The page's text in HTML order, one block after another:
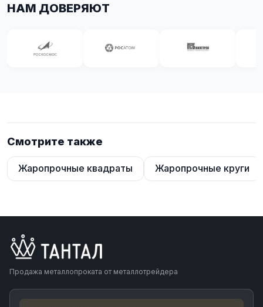
НАМ ДОВЕРЯЮТ
Смотрите также
Жаропрочные квадраты Жаропрочные круги
Продажа металлопроката от металлотрейдера